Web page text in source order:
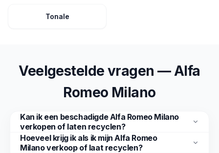
Tonale
Veelgestelde vragen — Alfa
Romeo Milano
Kan ik een beschadigde Alfa Romeo Milano
verkopen of laten recyclen?
Hoeveel krijg ik als ik mijn Alfa Romeo
Milano verkoop of laat recyclen?